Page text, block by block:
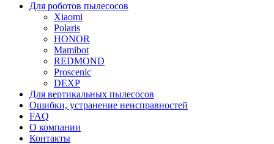
Для роботов пылесосов
Xiaomi
Polaris
HONOR
Mamibot
REDMOND
Proscenic
DEXP
Для вертикальных пылесосов
Ошибки, устранение неисправностей
FAQ
О компании
Контакты